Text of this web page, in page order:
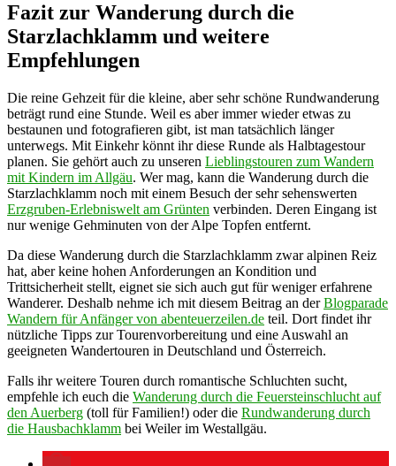
Fazit zur Wanderung durch die
Starzlachklamm und weitere
Empfehlungen
Die reine Gehzeit für die kleine, aber sehr schöne Rundwanderung
beträgt rund eine Stunde. Weil es aber immer wieder etwas zu
bestaunen und fotografieren gibt, ist man tatsächlich länger
unterwegs. Mit Einkehr könnt ihr diese Runde als Halbtagestour
planen. Sie gehört auch zu unseren Lieblingstouren zum Wandern
mit Kindern im Allgäu. Wer mag, kann die Wanderung durch die
Starzlachklamm noch mit einem Besuch der sehr sehenswerten
Erzgruben-Erlebniswelt am Grünten verbinden. Deren Eingang ist
nur wenige Gehminuten von der Alpe Topfen entfernt.
Da diese Wanderung durch die Starzlachklamm zwar alpinen Reiz
hat, aber keine hohen Anforderungen an Kondition und
Trittsicherheit stellt, eignet sie sich auch gut für weniger erfahrene
Wanderer. Deshalb nehme ich mit diesem Beitrag an derBlogparade
Wandern für Anfänger von abenteuerzeilen.de teil. Dort findet ihr
nützliche Tipps zur Tourenvorbereitung und eine Auswahl an
geeigneten Wandertouren in Deutschland und Österreich.
Falls ihr weitere Touren durch romantische Schluchten sucht,
empfehle ich euch die Wanderung durch die Feuersteinschlucht auf
den Auerberg (toll für Familien!) oder die Rundwanderung durch
die Hausbachklamm bei Weiler im Westallgäu.